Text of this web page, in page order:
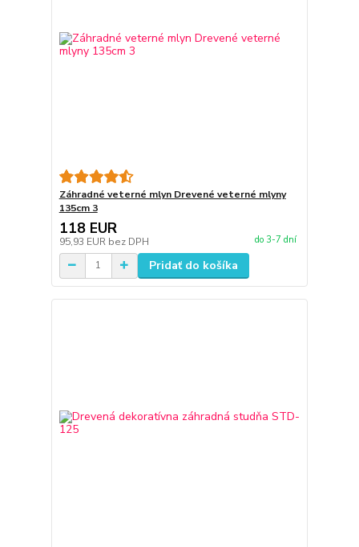
Záhradné veterné mlyn Drevené veterné mlyny
135cm 3
118 EUR
95,93 EUR bez DPH do 3-7 dní
Pridať do košíka